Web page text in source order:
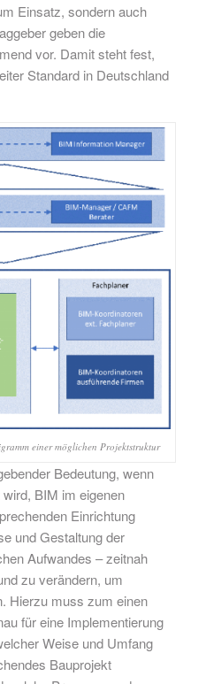
Einsatz, sondern auch
geben die
vor. Damit steht fest,
Standard in Deutschland
einer möglichen Projektstruktur
Bedeutung, wenn
BIM im eigenen
Einrichtung
und Gestaltung der
Aufwandes – zeitnah
zu verändern, um
Hierzu muss zum einen
für eine Implementierung
Weise und Umfang
Bauprojekt